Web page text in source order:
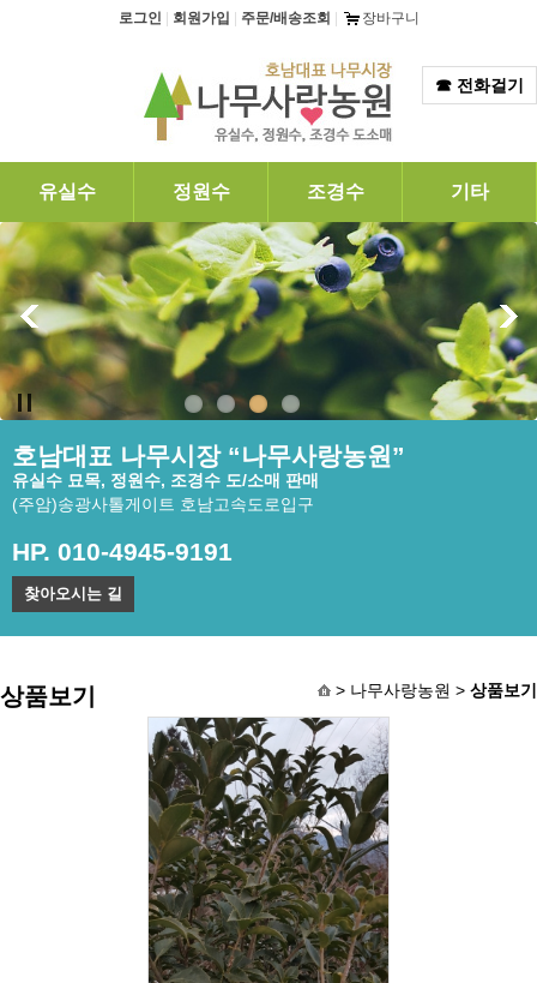
탑메뉴 바로가기로그인 회원가입 주문/배송조회 장바구니
☎ 전화걸기
유실수 정원수 조경수 기타
호남대표 나무시장 “나무사랑농원”
유실수 묘목, 정원수, 조경수 도/소매 판매
(주암)송광사톨게이트 호남고속도로입구
HP. 010-4945-9191
찾아오시는 길
상품보기 > 나무사랑농원 > 상품보기